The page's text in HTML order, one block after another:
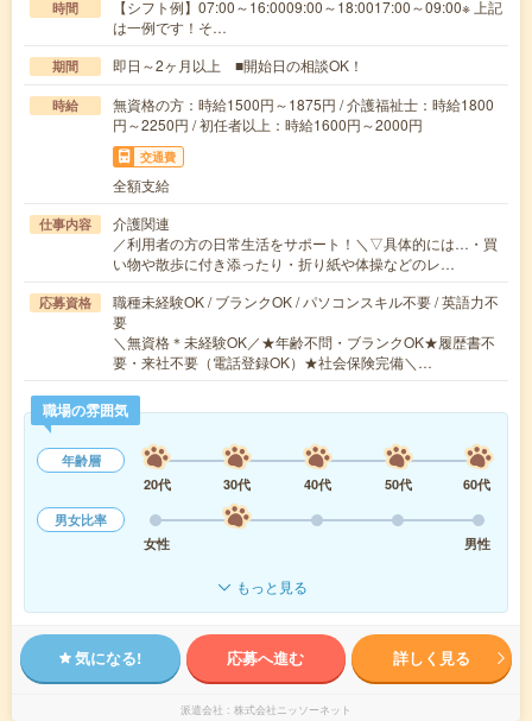
時間
【シフト例】07:00～16:0009:00～18:0017:00～09:00※ 上記
は一例です！そ…
期間 即日～2ヶ月以上 ■開始日の相談OK！
時給
無資格の方：時給1500円～1875円 / 介護福祉士：時給1800
円～2250円 / 初任者以上：時給1600円～2000円
交通費
全額支給
仕事内容
介護関連
／利用者の方の日常生活をサポート！＼▽具体的には…・買
い物や散歩に付き添ったり・折り紙や体操などのレ…
応募資格
職種未経験OK / ブランクOK / パソコンスキル不要 / 英語力不
要
＼無資格＊未経験OK／★年齢不問・ブランクOK★履歴書不
要・来社不要（電話登録OK）★社会保険完備＼…
職場の雰囲気
年齢層
20代
30代 40代 50代
60代
男女比率
女性
男性
もっと見る
気になる! 応募へ進む 詳しく見る
派遣会社 株式会社ニッソーネット